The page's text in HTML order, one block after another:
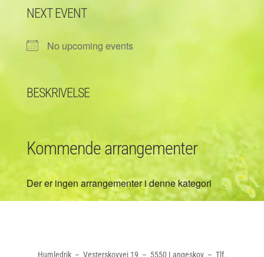
NEXT EVENT
No upcoming events
BESKRIVELSE
Kommende arrangementer
Der er ingen arrangementer i denne kategori
Humledrik – Vesterskovvej 19 – 5550 Langeskov – Tlf.